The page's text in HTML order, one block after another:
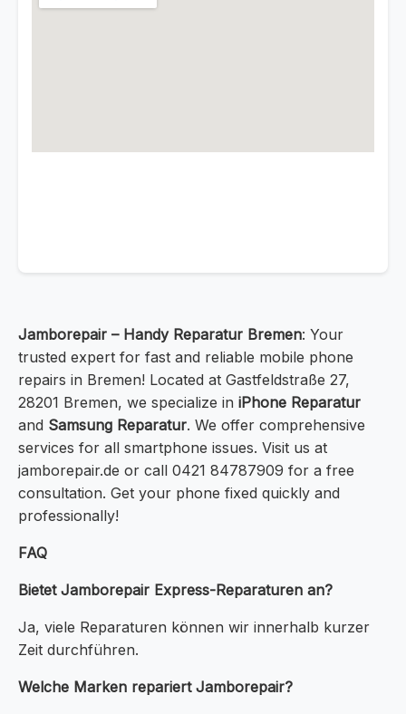
Jamborepair – Handy Reparatur Bremen: Your
trusted expert for fast and reliable mobile phone
repairs in Bremen! Located at Gastfeldstraße 27,
28201 Bremen, we specialize in iPhone Reparatur
and Samsung Reparatur. We offer comprehensive
services for all smartphone issues. Visit us at
jamborepair.de or call 0421 84787909 for a free
consultation. Get your phone fixed quickly and
professionally!
FAQ
Bietet Jamborepair Express-Reparaturen an?
Ja, viele Reparaturen können wir innerhalb kurzer
Zeit durchführen.
Welche Marken repariert Jamborepair?